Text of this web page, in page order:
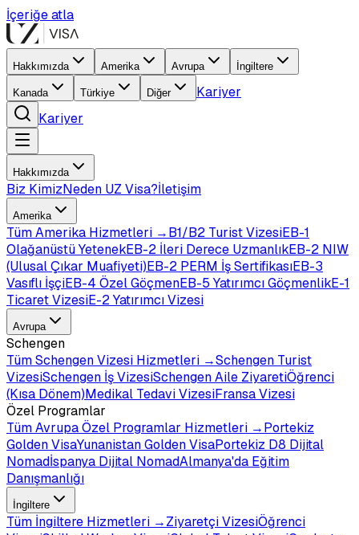
İçeriğe atla
Hakkımızda Amerika Avrupa İngiltere
Kanada Türkiye Diğer
Kariyer
Kariyer
Hakkımızda
Biz KimizNeden UZ Visa?İletişim
Amerika
TümAmerika Hizmetleri →B1/B2 Turist VizesiEB-1
Olağanüstü YetenekEB-2 İleri Derece UzmanlıkEB-2 NIW
(Ulusal Çıkar Muafiyeti)EB-2 PERM İş SertifikasıEB-3
Vasıflı İşçiEB-4 Özel GöçmenEB-5 Yatırımcı GöçmenlikE-1
Ticaret VizesiE-2 Yatırımcı Vizesi
Avrupa
Schengen
TümSchengen Vizesi Hizmetleri →Schengen Turist
VizesiSchengen İş VizesiSchengen Aile ZiyaretiÖğrenci
(Kısa Dönem)Medikal Tedavi VizesiFransa Vizesi
Özel Programlar
TümAvrupa Özel Programlar Hizmetleri →Portekiz
Golden VisaYunanistan Golden VisaPortekiz D8 Dijital
Nomadİspanya Dijital NomadAlmanya'da Eğitim
Danışmanlığı
İngiltere
Tüm İngiltere Hizmetleri →Ziyaretçi VizesiÖğrenci